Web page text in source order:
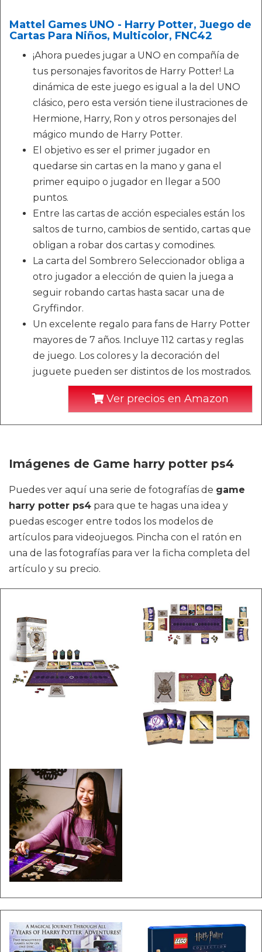
Mattel Games UNO - Harry Potter, Juego de
Cartas Para Niños, Multicolor, FNC42
¡Ahora puedes jugar a UNO en compañía de
tus personajes favoritos de Harry Potter! La
dinámica de este juego es igual a la del UNO
clásico, pero esta versión tiene ilustraciones de
Hermione, Harry, Ron y otros personajes del
mágico mundo de Harry Potter.
El objetivo es ser el primer jugador en
quedarse sin cartas en la mano y gana el
primer equipo o jugador en llegar a 500
puntos.
Entre las cartas de acción especiales están los
saltos de turno, cambios de sentido, cartas que
obligan a robar dos cartas y comodines.
La carta del Sombrero Seleccionador obliga a
otro jugador a elección de quien la juega a
seguir robando cartas hasta sacar una de
Gryffindor.
Un excelente regalo para fans de Harry Potter
mayores de 7 años. Incluye 112 cartas y reglas
de juego. Los colores y la decoración del
juguete pueden ser distintos de los mostrados.
Ver precios en Amazon
Imágenes de Game harry potter ps4
Puedes ver aquí una serie de fotografías de game
harry potter ps4 para que te hagas una idea y
puedas escoger entre todos los modelos de
artículos para videojuegos. Pincha con el ratón en
una de las fotografías para ver la ficha completa del
artículo y su precio.